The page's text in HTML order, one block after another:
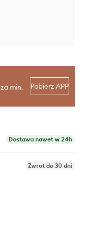
min.
Pobierz APP
Dostawa nawet w 24h
Zwrot do 30 dni